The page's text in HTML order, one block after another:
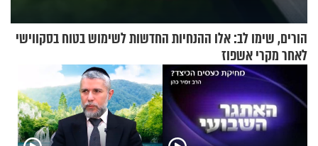
הורים, שימו לב: אלו ההנחיות החדשות לשימוש בטוח בסקווישי
לאחר מקרי אשפוז